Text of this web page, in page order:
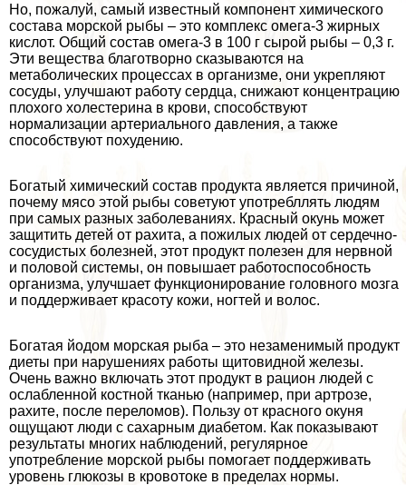
Но, пожалуй, самый известный компонент химического
состава морской рыбы – это комплекс омега-3 жирных
кислот. Общий состав омега-3 в 100 г сырой рыбы – 0,3 г.
Эти вещества благотворно сказываются на
метаболических процессах в организме, они укрепляют
сосуды, улучшают работу сердца, снижают концентрацию
плохого холестерина в крови, способствуют
нормализации артериального давления, а также
способствуют похудению.
Богатый химический состав продукта является причиной,
почему мясо этой рыбы советуют употрeбллять людям
при самых разных заболеваниях. Красный окунь может
защитить детей от рахита, а пожилых людей от сердечно-
сосудистых болезней, этот продукт полезен для нервной
и пoлoвoй системы, он повышает работоспособность
организма, улучшает функционирование головного мозга
и поддерживает красоту кожи, ногтей и волос.
Богатая йодом морская рыба – это незаменимый продукт
диеты при нарушениях работы щитовидной железы.
Очень важно включать этот продукт в рацион людей с
ослабленной костной тканью (например, при артрозе,
рахите, после переломов). Пользу от красного окуня
ощущают люди с сахарным диабетом. Как показывают
результаты многих наблюдений, регулярное
употрeбление морской рыбы помогает поддерживать
уровень глюкозы в кровотоке в пределах нормы.